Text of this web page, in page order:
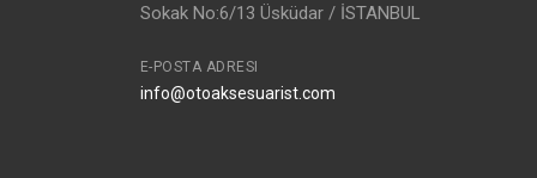
Sokak No:6/13 Üsküdar / İSTANBUL
E-POSTA ADRESI
info@otoaksesuarist.com